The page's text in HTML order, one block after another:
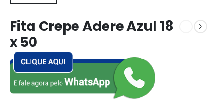
Fita Crepe Adere Azul 18
x 50